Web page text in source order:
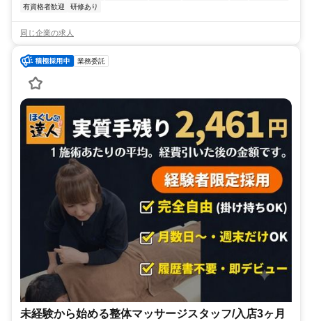
有資格者歓迎
研修あり
同じ企業の求人
業務委託
未経験から始める整体マッサージスタッフ/入店3ヶ月